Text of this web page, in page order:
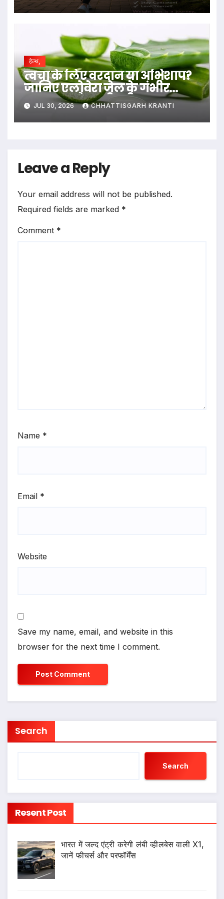
हेल्थ,
त्वचा के लिए वरदान या अभिशाप?
जानिए एलोवेरा जेल के गंभीर
नुकसान और सही तरीका….
JUL 30, 2026 CHHATTISGARH KRANTI
Leave a Reply
Your email address will not be published.
Required fields are marked *
Comment *
Name *
Email *
Website
Save my name, email, and website in this
browser for the next time I comment.
Search
Search
Resent Post
भारत में जल्द एंट्री करेगी लंबी व्हीलबेस वाली X1,
जानें फीचर्स और परफॉर्मेंस